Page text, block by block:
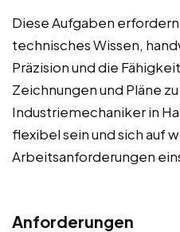
Diese Aufgaben
technisches Wissen,
Präzision und die
Zeichnungen und Pläne
Industriemechaniker in
flexibel sein und sich auf
Arbeitsanforderungen
Anforderungen